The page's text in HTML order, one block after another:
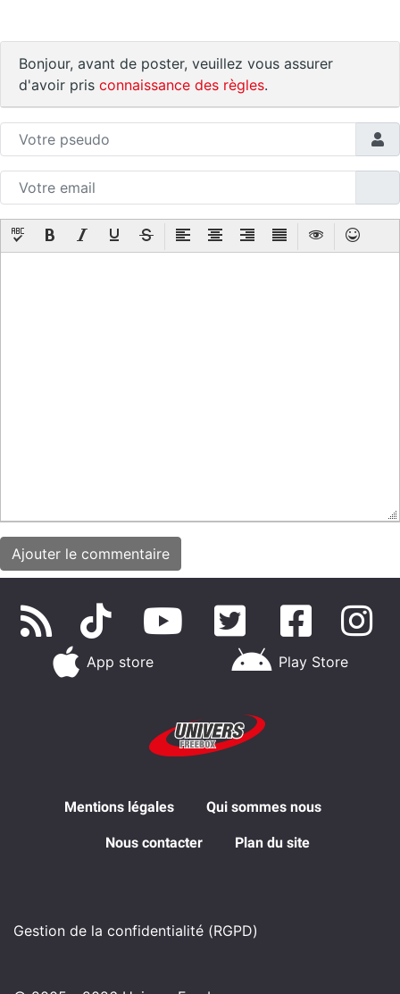
Bonjour, avant de poster, veuillez vous assurer
d'avoir pris connaissance des règles.
App store Play Store
Mentions légales Qui sommes nous
Nous contacter Plan du site
Gestion de la confidentialité (RGPD)